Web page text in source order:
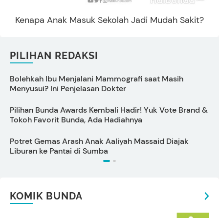
Kenapa Anak Masuk Sekolah Jadi Mudah Sakit?
PILIHAN REDAKSI
Bolehkah Ibu Menjalani Mammografi saat Masih
Menyusui? Ini Penjelasan Dokter
Pilihan Bunda Awards Kembali Hadir! Yuk Vote Brand &
Tokoh Favorit Bunda, Ada Hadiahnya
Potret Gemas Arash Anak Aaliyah Massaid Diajak
Liburan ke Pantai di Sumba
KOMIK BUNDA